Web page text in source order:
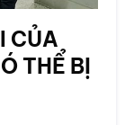
CỦA
THỂ BỊ